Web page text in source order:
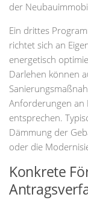
der
Ein drittes
richtet sich an
energetisch
Darlehen können
Anforderungen an
entsprechen.
Dämmung der
oder die
Konkrete